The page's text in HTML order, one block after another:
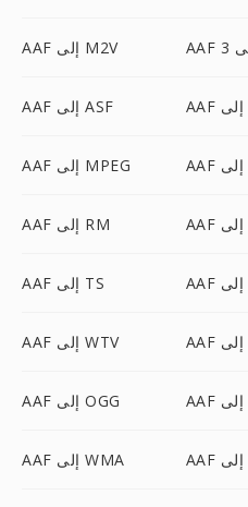
AAF إلى M2V
AAF إلى ASF
AAF إلى MPEG
AAF إلى RM
AAF إلى TS
AAF إلى WTV
AAF إلى OGG
AAF إلى WMA